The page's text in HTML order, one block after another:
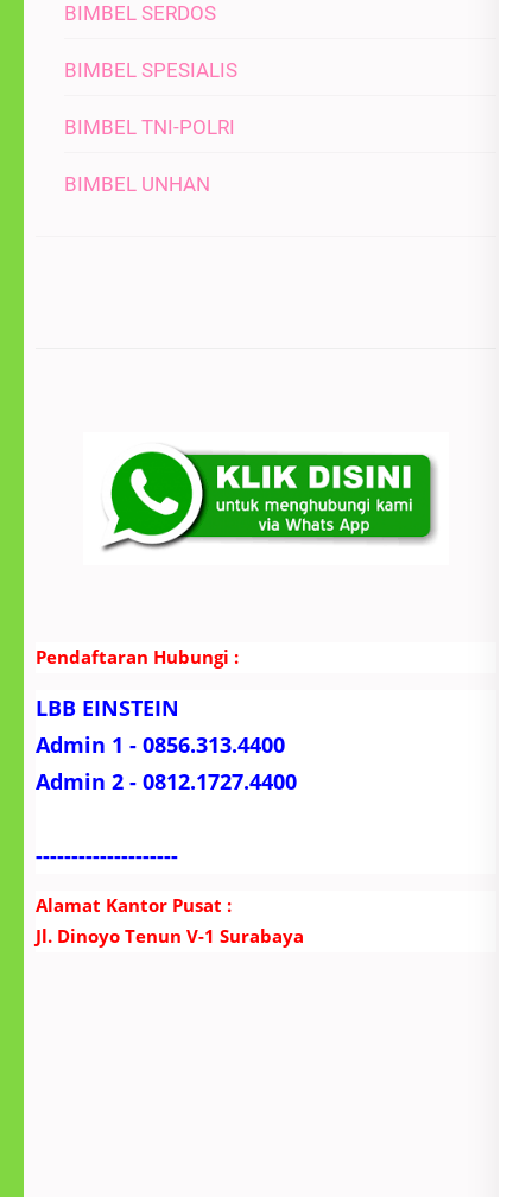
BIMBEL SERDOS
BIMBEL SPESIALIS
BIMBEL TNI-POLRI
BIMBEL UNHAN
Pendaftaran Hubungi :
LBB EINSTEIN
Admin 1 - 0856.313.4400
Admin 2 - 0812.1727.4400
--------------------
Alamat Kantor Pusat :
Jl. Dinoyo Tenun V-1 Surabaya